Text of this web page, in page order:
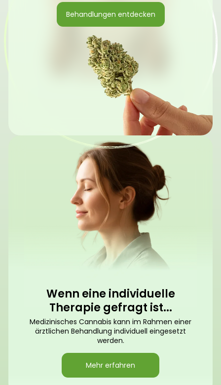
Behandlungen entdecken
Wenn eine individuelle
Therapie gefragt ist...
Medizinisches Cannabis kann im Rahmen einer
ärztlichen Behandlung individuell eingesetzt
werden.
Mehr erfahren